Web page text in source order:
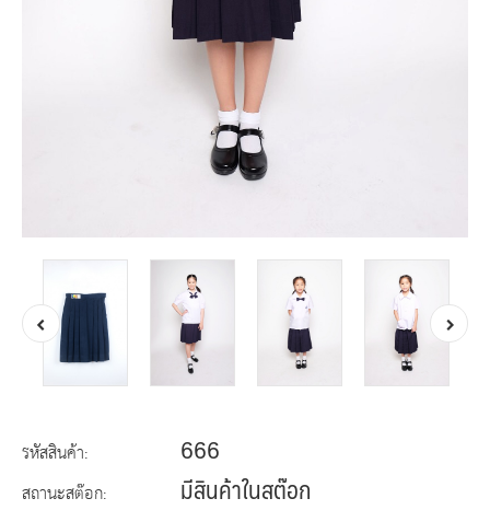
รหัสสินค้า: 666
สถานะสต๊อก: มีสินค้าในสต๊อก